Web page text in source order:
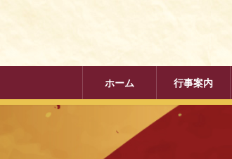
ツ
シ
ホーム 行事案内